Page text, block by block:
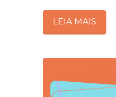
LEIA MAIS